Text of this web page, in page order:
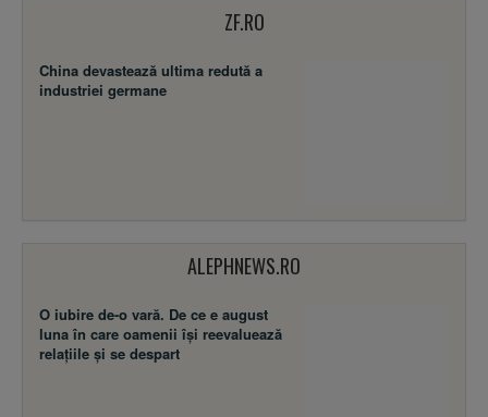
ZF.RO
China devastează ultima redută a
industriei germane
ALEPHNEWS.RO
O iubire de-o vară. De ce e august
luna în care oamenii își reevaluează
relațiile și se despart